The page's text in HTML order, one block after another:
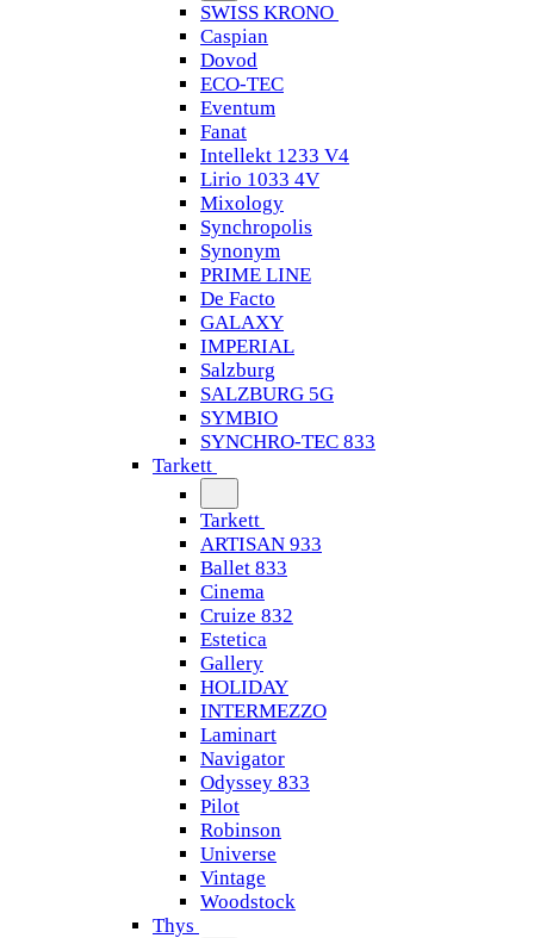
SWISS KRONO
Caspian
Dovod
ECO-TEC
Eventum
Fanat
Intellekt 1233 V4
Lirio 1033 4V
Mixology
Synchropolis
Synonym
PRIME LINE
De Facto
GALAXY
IMPERIAL
Salzburg
SALZBURG 5G
SYMBIO
SYNCHRO-TEC 833
Tarkett
Tarkett
ARTISAN 933
Ballet 833
Cinema
Cruize 832
Estetica
Gallery
HOLIDAY
INTERMEZZO
Laminart
Navigator
Odyssey 833
Pilot
Robinson
Universe
Vintage
Woodstock
Thys